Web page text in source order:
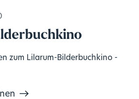
zum Lilarum-Bilderbuchkino -